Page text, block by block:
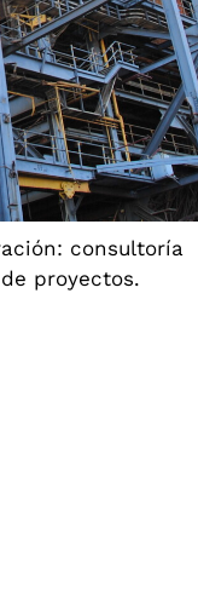
consultoría
proyectos.